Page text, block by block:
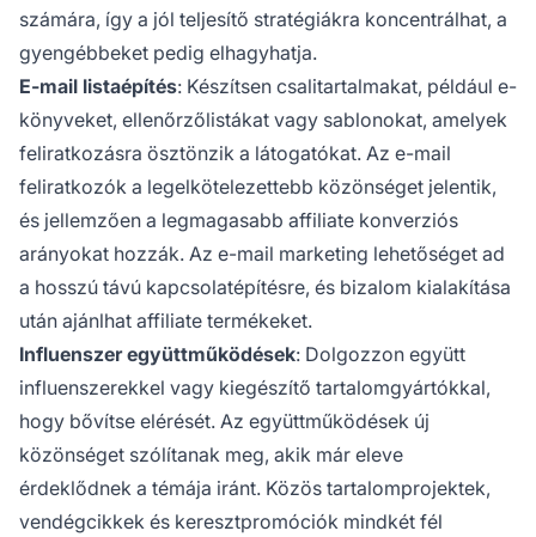
számára, így a jól teljesítő stratégiákra koncentrálhat, a
gyengébbeket pedig elhagyhatja.
E-mail listaépítés: Készítsen csalitartalmakat, például e-
könyveket, ellenőrzőlistákat vagy sablonokat, amelyek
feliratkozásra ösztönzik a látogatókat. Az e-mail
feliratkozók a legelkötelezettebb közönséget jelentik,
és jellemzően a legmagasabb affiliate konverziós
arányokat hozzák. Az e-mail marketing lehetőséget ad
a hosszú távú kapcsolatépítésre, és bizalom kialakítása
után ajánlhat affiliate termékeket.
Influenszer együttműködések: Dolgozzon együtt
influenszerekkel vagy kiegészítő tartalomgyártókkal,
hogy bővítse elérését. Az együttműködések új
közönséget szólítanak meg, akik már eleve
érdeklődnek a témája iránt. Közös tartalomprojektek,
vendégcikkek és keresztpromóciók mindkét fél